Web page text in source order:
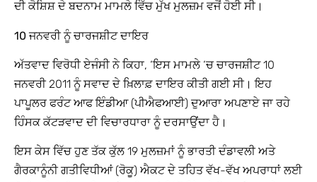
ਦੀ ਕੋਸ਼ਿਸ਼ ਦੇ ਬਦਨਾਮ ਮਾਮਲੇ ਵਿੱਚ ਮੁੱਖ ਮੁਲਜ਼ਮ ਵਜੋਂ ਹੋਈ ਸੀ।
10 ਜਨਵਰੀ ਨੂੰ ਚਾਰਜਸ਼ੀਟ ਦਾਇਰ
ਅੱਤਵਾਦ ਵਿਰੋਧੀ ਏਜੰਸੀ ਨੇ ਕਿਹਾ, ‘ਇਸ ਮਾਮਲੇ ‘ਚ ਚਾਰਜਸ਼ੀਟ 10
ਜਨਵਰੀ 2011 ਨੂੰ ਸਵਾਦ ਦੇ ਖ਼ਿਲਾਫ਼ ਦਾਇਰ ਕੀਤੀ ਗਈ ਸੀ। ਇਹ
ਪਾਪੂਲਰ ਫਰੰਟ ਆਫ ਇੰਡੀਆ (ਪੀਐਫਆਈ) ਦੁਆਰਾ ਅਪਣਾਏ ਜਾ ਰਹੇ
ਹਿੰਸਕ ਕੱਟੜਵਾਦ ਦੀ ਵਿਚਾਰਧਾਰਾ ਨੂੰ ਦਰਸਾਉਂਦਾ ਹੈ।
ਇਸ ਕੇਸ ਵਿੱਚ ਹੁਣ ਤੱਕ ਕੁੱਲ 19 ਮੁਲਜ਼ਮਾਂ ਨੂੰ ਭਾਰਤੀ ਦੰਡਾਵਲੀ ਅਤੇ
ਗੈਰਕਾਨੂੰਨੀ ਗਤੀਵਿਧੀਆਂ (ਰੋਕੂ) ਐਕਟ ਦੇ ਤਹਿਤ ਵੱਖ-ਵੱਖ ਅਪਰਾਧਾਂ ਲਈ